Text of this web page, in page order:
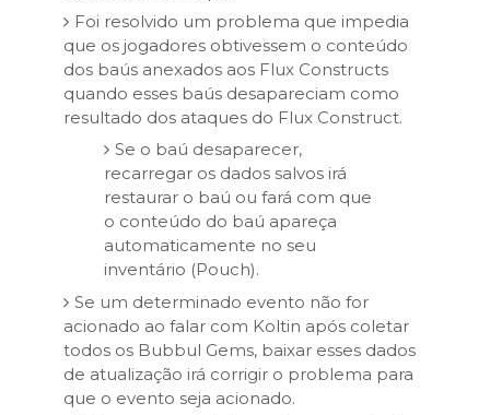
Foi resolvido um problema que impedia
que os jogadores obtivessem o conteúdo
dos baús anexados aos Flux Constructs
quando esses baús desapareciam como
resultado dos ataques do Flux Construct.
Se o baú desaparecer,
recarregar os dados salvos irá
restaurar o baú ou fará com que
o conteúdo do baú apareça
automaticamente no seu
inventário (Pouch).
Se um determinado evento não for
acionado ao falar com Koltin após coletar
todos os Bubbul Gems, baixar esses dados
de atualização irá corrigir o problema para
que o evento seja acionado.